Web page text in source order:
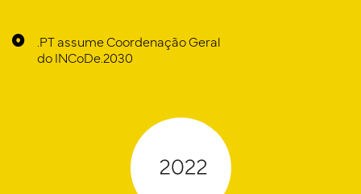
.PT assume Coordenação Geral
do INCoDe.2030